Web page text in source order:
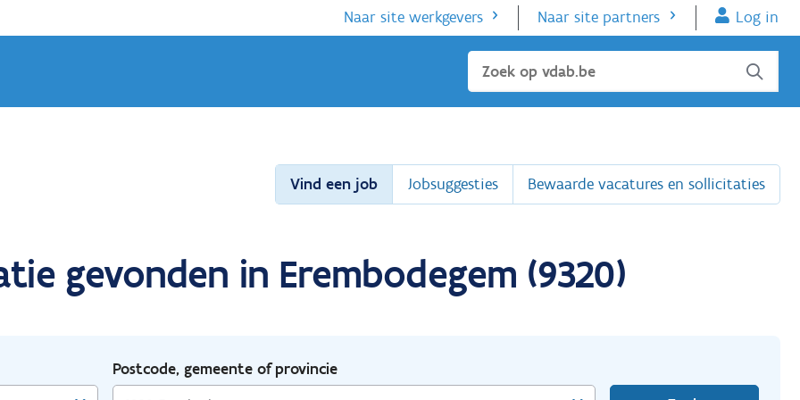
Naar site werkgevers Naar site partners Log in
Sluiten
Vind een job Jobsuggesties Bewaarde vacatures en sollicitaties
gevonden in Erembodegem (9320)
Postcode, gemeente of provincie